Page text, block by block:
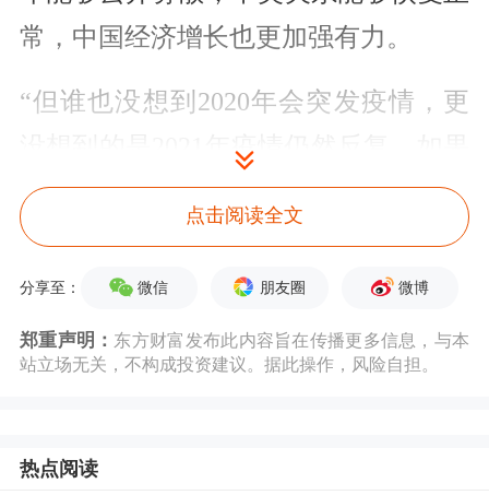
常，中国经济增长也更加强有力。
“但谁也没想到2020年会突发疫情，更
没想到的是2021年疫情仍然反复。如果
说2020年是意外、是无奈、是忍耐，那
么2021年受到的冲击就更强，焦虑感就
更重，一方面是经济复苏乏力，另一方
面是疫情反复。在这样的情况下，大家
自然就很容易怀念2019年。”水皮说
不过，水皮认为也不必过度悲观，因为
点击阅读全文
分享至： 微信 朋友圈 微博
郑重声明： 东方财富发布此内容旨在传播更多信息，与本
站立场无关，不构成投资建议。据此操作，风险自担。
热点阅读